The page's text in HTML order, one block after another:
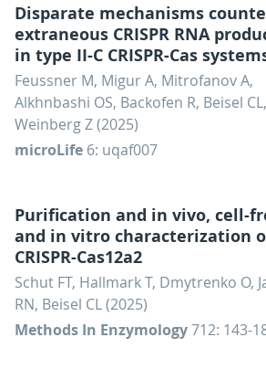
Disparate mechanisms
extraneous CRISPR RNA
in type II-C CRISPR-Cas
Feussner M, Migur A, Mitrofanov A,
Alkhnbashi OS, Backofen R, Beisel CL,
Weinberg Z (2025)
microLife 6: uqaf007
Purification and in vivo, cell-
and in vitro characterization
CRISPR-Cas12a2
Schut FT, Hallmark T, Dmytrenko O,
RN, Beisel CL (2025)
Methods In Enzymology712: 143-